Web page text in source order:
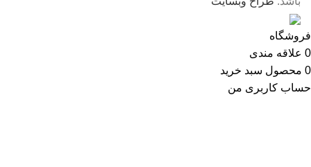
فروشگاه
0 علاقه مندی
0 محصول سبد خرید
حساب کاربری من